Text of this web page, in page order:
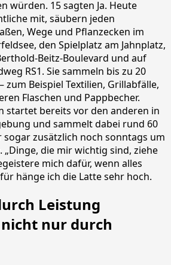
würden. 15 sagten Ja. Heute
mit, säubern jeden
Wege und Pflanzecken im
den Spielplatz am Jahnplatz,
Beitz-Boulevard und auf
RS1. Sie sammeln bis zu 20
zum Beispiel Textilien, Grillabfälle,
Flaschen und Pappbecher.
startet bereits vor den anderen in
und sammelt dabei rund 60
zusätzlich noch sonntags um
„Dinge, die mir wichtig sind, ziehe
mich dafür, wenn alles
hänge ich die Latte sehr hoch.
Leistung
nur durch